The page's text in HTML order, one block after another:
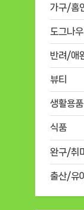
가구/홈
도그나
반려/애
뷰티
생활용품
식품
완구/취미
출산/유